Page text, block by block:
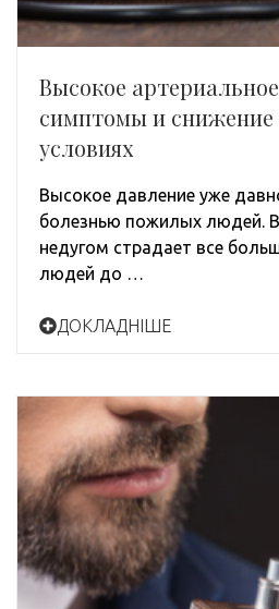
Высокое
симптомы и
условиях
Высокое давление уже
болезнью пожилых людей.
недугом страдает все
людей до …
ДОКЛАДНІШЕ